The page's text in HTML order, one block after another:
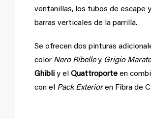
ventanillas, los tubos de escape
barras verticales de la parrilla.
Se ofrecen dos pinturas
color Nero Ribelley Grigio
Ghibli y el Quattroporte en
con el Pack Exterioren Fibra de